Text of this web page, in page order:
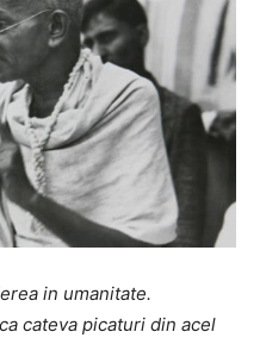
in umanitate.
cateva picaturi din acel